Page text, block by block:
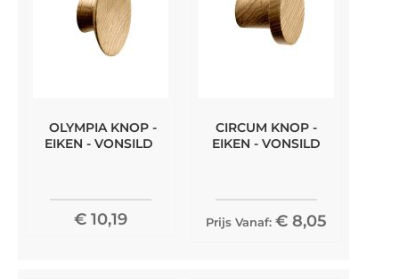
OLYMPIA KNOP -
EIKEN - VONSILD
€ 10,19
CIRCUM KNOP -
EIKEN - VONSILD
Prijs Vanaf: € 8,05